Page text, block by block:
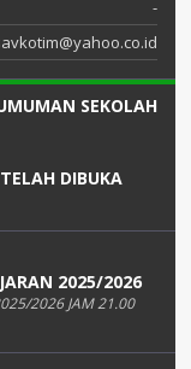
-
SEKOLAH
DIBUKA
2025/2026
2026 JAM 21.00